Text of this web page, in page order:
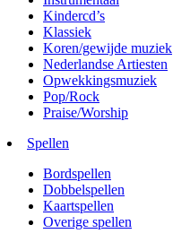
Kindercd’s
Klassiek
Koren/gewijde muziek
Nederlandse Artiesten
Opwekkingsmuziek
Pop/Rock
Praise/Worship
Spellen
Bordspellen
Dobbelspellen
Kaartspellen
Overige spellen